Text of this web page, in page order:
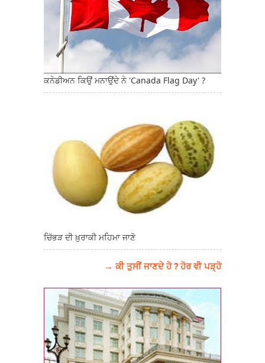
ਕਨੇਡੀਅਨ ਕਿਉਂ ਮਨਾਉਂਦੇ ਨੇ 'Canada Flag Day' ?
ਚਿੱਭੜ ਦੀ ਖ਼ੁਰਾਕੀ ਮਹਿਮਾ ਜਾਣੋ
→ ਕੀ ਤੁਸੀਂ ਜਾਣਦੇ ਹੋ ? ਹੋਰ ਵੀ ਪੜ੍ਹੋ